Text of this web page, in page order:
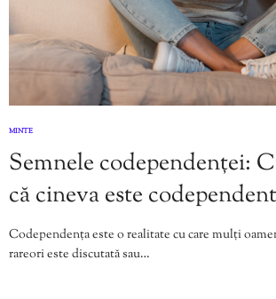
MINTE
Semnele codependenței:
că cineva este codependent
Codependența este o realitate cu care mulți
rareori este discutată sau…